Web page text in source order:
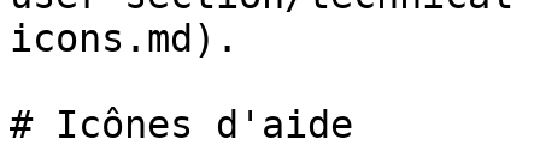
icons.md).
# Icônes d'aide